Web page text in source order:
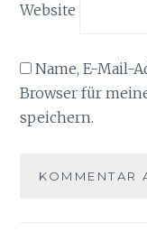
Website
Name, E-Mail-
Browser für
speichern.